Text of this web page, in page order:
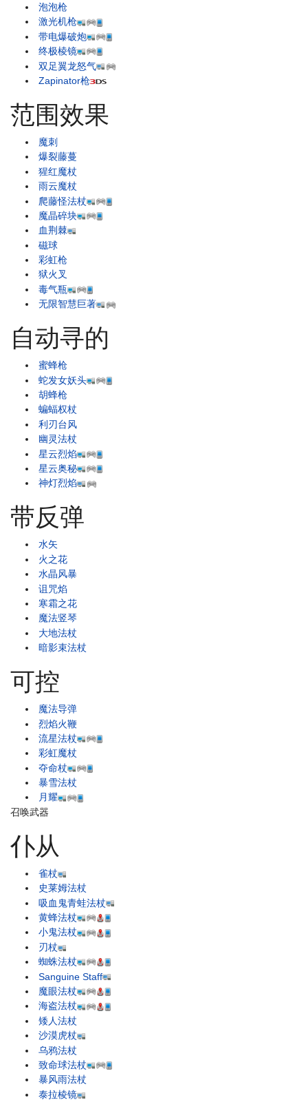
泡泡枪
激光机枪
带电爆破炮
终极棱镜
双足翼龙怒气
Zapinator枪
范围效果
魔刺
爆裂藤蔓
猩红魔杖
雨云魔杖
爬藤怪法杖
魔晶碎块
血荆棘
磁球
彩虹枪
狱火叉
毒气瓶
无限智慧巨著
自动寻的
蜜蜂枪
蛇发女妖头
胡蜂枪
蝙蝠权杖
利刃台风
幽灵法杖
星云烈焰
星云奥秘
神灯烈焰
带反弹
水矢
火之花
水晶风暴
诅咒焰
寒霜之花
魔法竖琴
大地法杖
暗影束法杖
可控
魔法导弹
烈焰火鞭
流星法杖
彩虹魔杖
夺命杖
暴雪法杖
月耀
召唤武器
仆从
雀杖
史莱姆法杖
吸血鬼青蛙法杖
黄蜂法杖
小鬼法杖
刃杖
蜘蛛法杖
Sanguine Staff
魔眼法杖
海盗法杖
矮人法杖
沙漠虎杖
乌鸦法杖
致命球法杖
暴风雨法杖
泰拉棱镜